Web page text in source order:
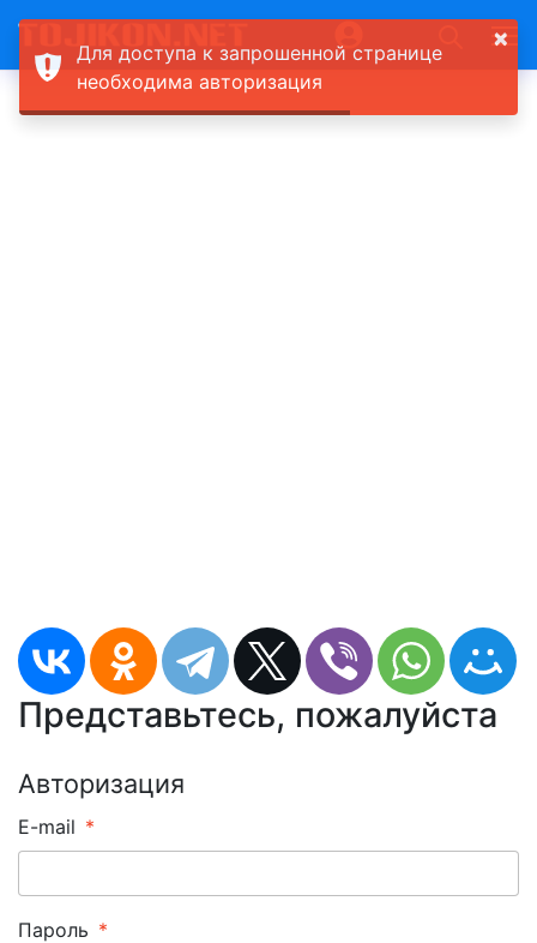
Представьтесь, пожалуйста
Авторизация
E-mail
Пароль
×
Для доступа к запрошенной странице
необходима авторизация